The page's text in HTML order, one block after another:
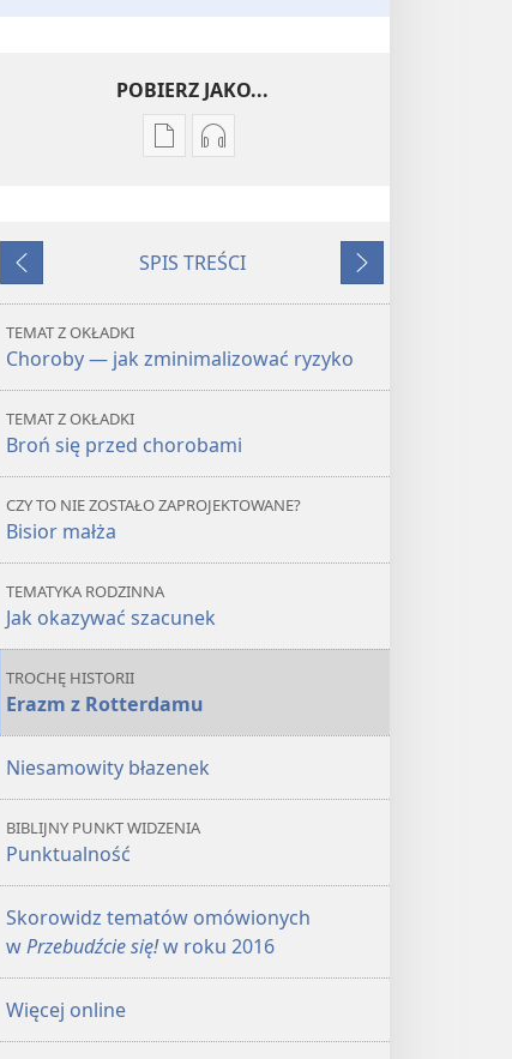
POBIERZ JAKO...
Ustawienia
PRZEBUDŹCIE
—
ryzyko
Ustawienia
PRZEBUDŹCIE
—
ryzyko
Wstecz
SPIS TREŚCI
Dalej
TEMAT Z OKŁADKI
Choroby — jak zminimalizować ryzyko
TEMAT Z OKŁADKI
Broń się przed chorobami
CZY TO NIE ZOSTAŁO ZAPROJEKTOWANE?
Bisior małża
TEMATYKA RODZINNA
Jak okazywać szacunek
TROCHĘ HISTORII
Erazm z Rotterdamu
Niesamowity błazenek
BIBLIJNY PUNKT WIDZENIA
Punktualność
Skorowidz tematów omówionych
wPrzebudźcie się!w roku 2016
Więcej online